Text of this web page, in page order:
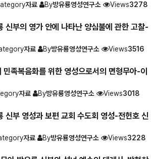
자료 By방유룡영성연구소 Views3278
신부의 영가 안에 나타난 양심불에 관한 고찰-
자료 By방유룡영성연구소 Views3516
족복음화를 위한 영성으로서의 면형무아-이
자료 By방유룡영성연구소 Views3018
신부 영성과 보편 교회 수도회 영성-전헌호 신
자료 By방유룡영성연구소 Views3228